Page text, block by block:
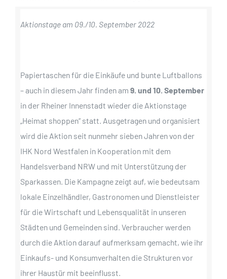
Aktionstage am 09./10. September 2022
Papiertaschen für die Einkäufe und bunte Luftballons
– auch in diesem Jahr finden am 9. und 10. September
in der Rheiner Innenstadt wieder die Aktionstage
„Heimat shoppen“ statt. Ausgetragen und organisiert
wird die Aktion seit nunmehr sieben Jahren von der
IHK Nord Westfalen in Kooperation mit dem
Handelsverband NRW und mit Unterstützung der
Sparkassen. Die Kampagne zeigt auf, wie bedeutsam
lokale Einzelhändler, Gastronomen und Dienstleister
für die Wirtschaft und Lebensqualität in unseren
Städten und Gemeinden sind. Verbraucher werden
durch die Aktion darauf aufmerksam gemacht, wie ihr
Einkaufs- und Konsumverhalten die Strukturen vor
ihrer Haustür mit beeinflusst.